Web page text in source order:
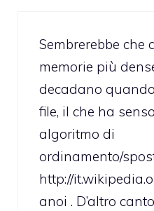
Sembrerebbe che
memorie più
decadano
file, il che ha
algoritmo di
ordinamento/
http://
anoi . D’altro